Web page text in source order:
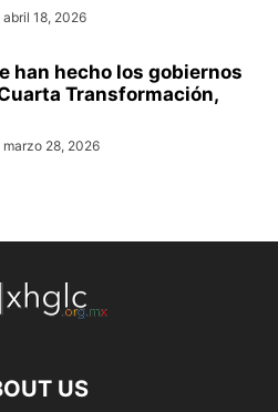
abril 18, 2026
han hecho los gobiernos
Transformación,
marzo 28, 2026
US